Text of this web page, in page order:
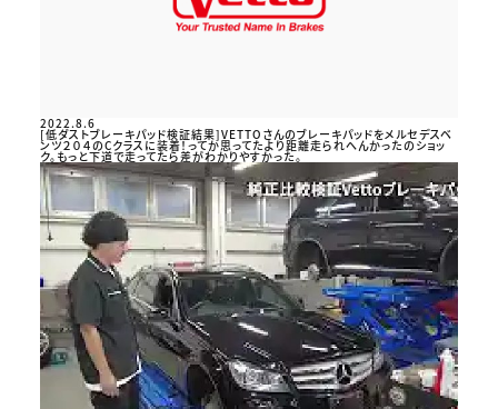
2022.8.6
[低ダストブレーキパッド検証結果]VETTOさんのブレーキパッドをメルセデスベ
ンツ２０４のCクラスに装着！ってか思ってたより距離走られへんかったのショッ
ク。もっと下道で走ってたら差がわかりやすかった。